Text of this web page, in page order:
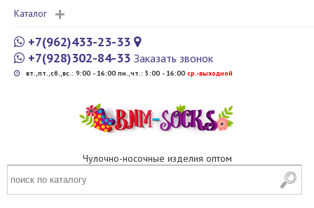
Каталог
+7(962)433-23-33
+7(928)302-84-33 Заказать звонок
вт.,пт.,сб.,вс.: 9:00 - 16:00 пн.,чт.: 5:00 - 16:00 cр.-выходной
Чулочно-носочные изделия оптом